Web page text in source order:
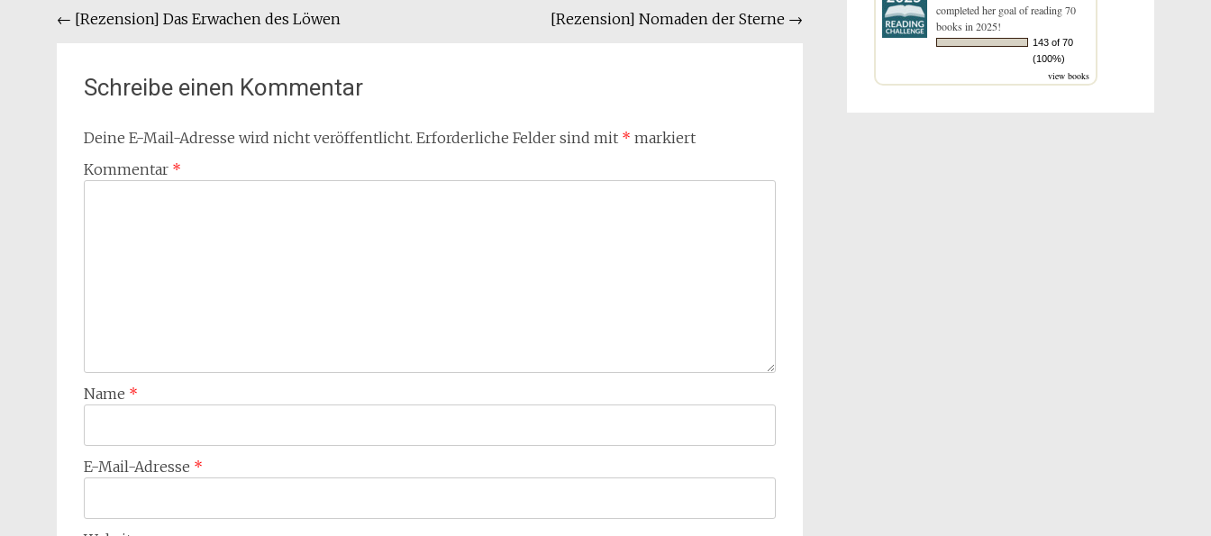
Beitragsnavigation
← [Rezension] Das Erwachen des Löwen [Rezension] Nomaden der Sterne →
Schreibe einen Kommentar
Deine E-Mail-Adresse wird nicht veröffentlicht. Erforderliche Felder sind mit * markiert
Kommentar *
Name *
E-Mail-Adresse *
completed her goal of reading 70
books in 2025!
143 of 70
(100%)
view books